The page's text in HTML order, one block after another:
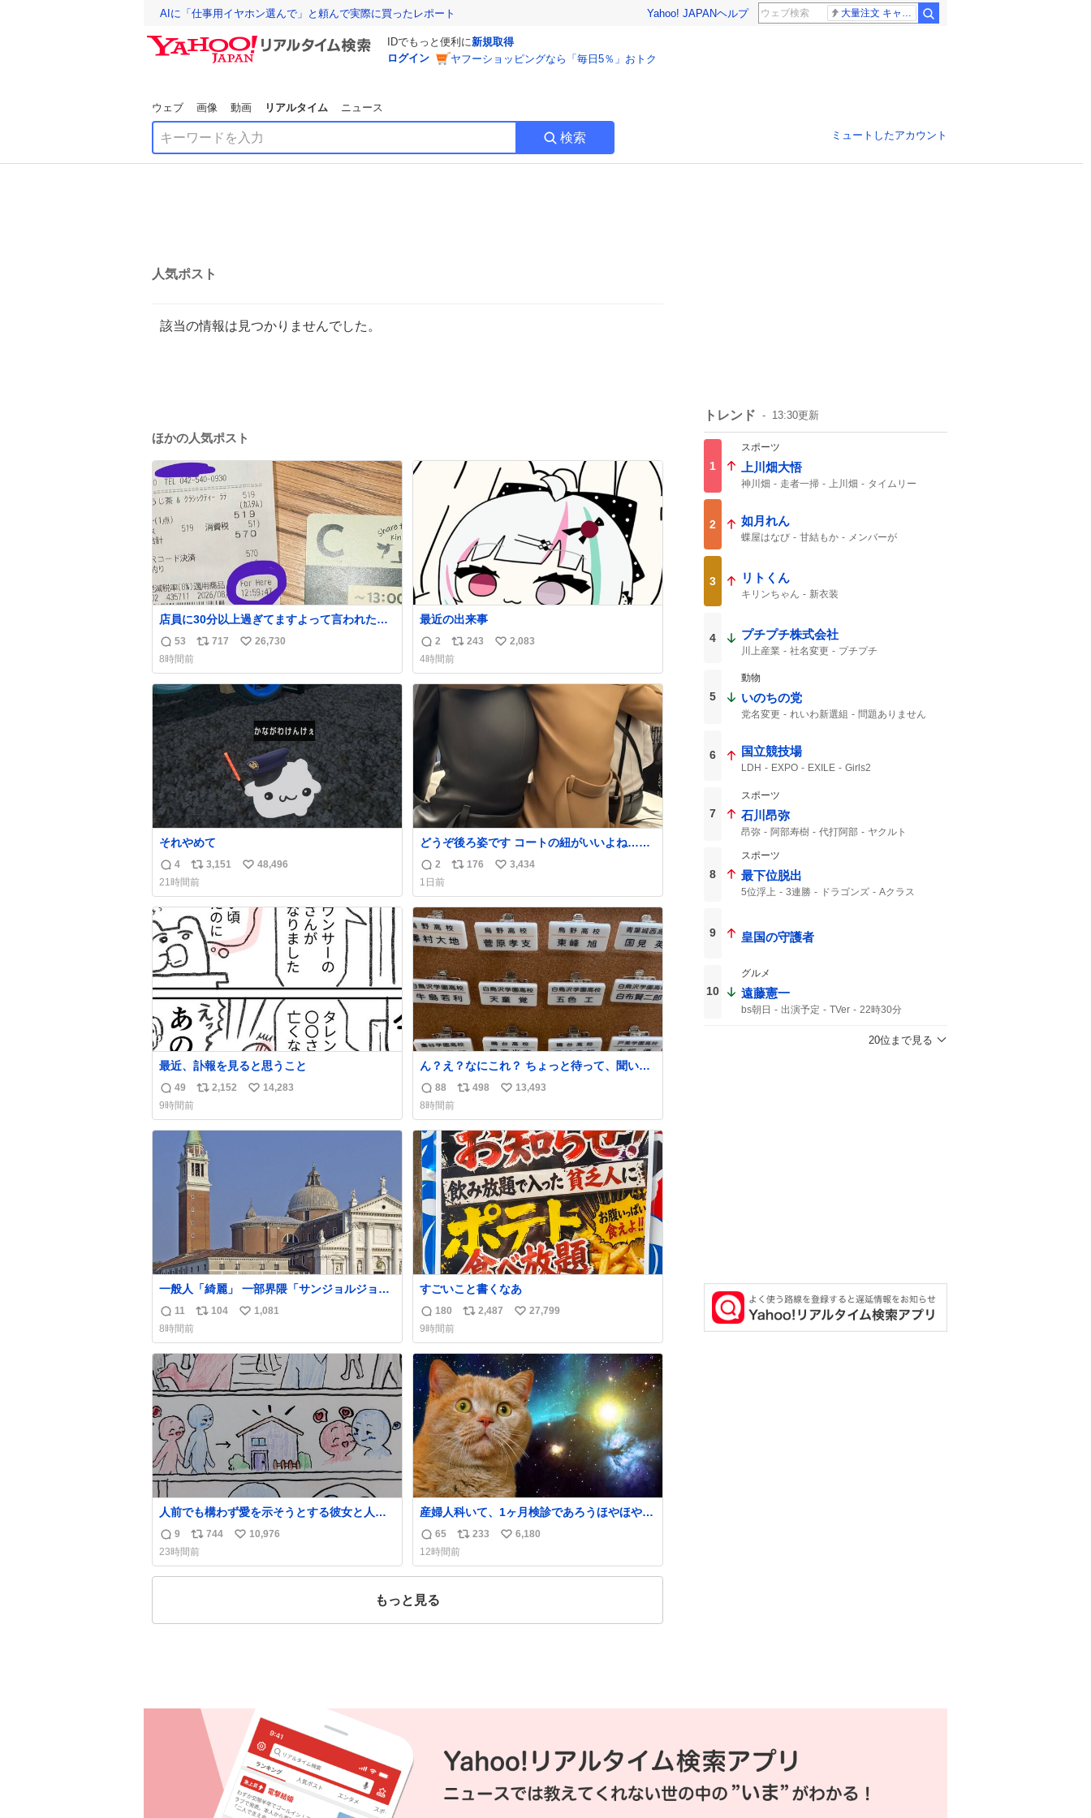
AIに「仕事用イヤホン選んで」と頼んで実際に買ったレポート Yahoo! JAPANヘルプ 大量注文 キャンセル
IDでもっと便利に新規取得
ログイン
ヤフーショッピングなら「毎日5％」おトク
ウェブ 画像 動画 リアルタイム ニュース
検索 ミュートしたアカウント
人気ポスト
該当の情報は見つかりませんでした。
ほかの人気ポスト
店員に30分以上過ぎてますよって言われたん
だけど、なんかヲレ13秒しか滞在許されてな
かったっぽい え？なんで？
返
信
数
53
リ
ス
数
717
い
ね
数
26,730
8時間前
最近の出来事
返
信
数
2
リ
ポ
ス
ト
243
い
ね
数
2,083
4時間前
それやめて
返
信
数
4
リ
ポ
ス
ト
数
3,151
い
ね
48,496
21時間前
どうぞ後ろ姿です コートの紐がいいよね…そ
して腰が細い
返
信
数
2
リ
ス
ト
数
176
い
ね
数
3,434
1日前
最近、訃報を見ると思うこと
返
信
数
49
リ
ス
ト
数
2,152
い
ね
14,283
9時間前
ん？え？なにこれ？ ちょっと待って、聞いて
ない これは販売されているのもですか？
返
信
数
88
リ
ス
ト
数
498
い
ね
数
13,493
8時間前
一般人「綺麗」 一部界隈「サンジョルジョ…
サンジョルジョマ…ジョルノジョバァー
ナ！！』
返
信
数
11
リ
ス
ト
数
104
い
ね
数
1,081
8時間前
すごいこと書くなあ
返
信
数
180
リ
ス
ト
数
2,487
い
ね
数
27,799
9時間前
人前でも構わず愛を示そうとする彼女と人前
では恥ずかしいけど彼女を死ぬほど愛してい
る彼氏 同士いませんか✋️
返
信
数
9
リ
ポ
ス
744
い
ね
10,976
23時間前
産婦人科いて、1ヶ月検診であろうほやほや赤
ちゃん👩‍🍼と推定2,3歳の女の子👧🏻をワンオ
ペで連れてるママがいるのだけども 女の子ず
っとママの側から離れない…⁉️ 手を繋がなくて
もうろちょろしないしママが歩いたらピクミ
脱走しないし逃げないし走ら文字数
返
信
数
65
リ
ポ
ス
233
い
ね
6,180
12時間前
もっと見る
トレンド 13:30更新
1
スポーツ
上川畑大悟
神川畑 走者一掃 上川畑
タイムリー
2 如月れん
蝶屋はなび 甘結もか
メンバーが
3 リトくん
キリンちゃん 新衣装
4 プチプチ株式会社
川上産業 社名変更 プチプチ
5
動物
いのちの党
党名変更 れいわ新選組
問題ありません
6 国立競技場
LDH EXPO EXILE Girls2
7
スポーツ
石川昂弥
昂弥 阿部寿樹 代打阿部
ヤクルト
8
スポーツ
最下位脱出
5位浮上 3連勝 ドラゴンズ Aクラス
9 皇国の守護者
10
グルメ
遠藤憲一
bs朝日 出演予定 TVer
22時30分
20位まで見る